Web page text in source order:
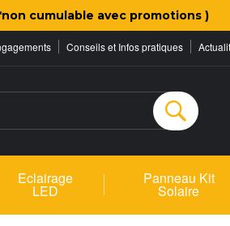
cumulable avec promotions )
Conseils et Infos pratiques
Eclairage
LED
Panneau Kit
Solaire